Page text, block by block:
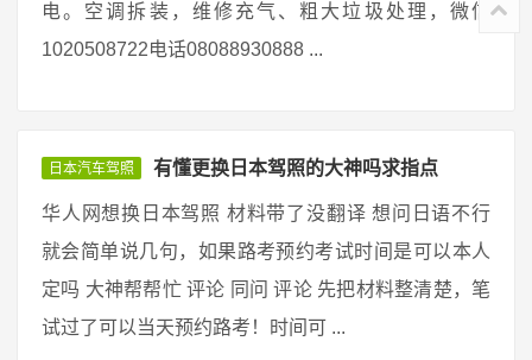
电。空调拆装，维修充气、粗大垃圾处理，微信
1020508722电话08088930888 ...
日本汽车驾照 有懂更换日本驾照的大神吗求指点
华人网想换日本驾照 材料带了没翻译 想问日语不行
就会简单说几句，如果路考预约考试时间是可以本人
定吗 大神帮帮忙 评论 同问 评论 先把材料整清楚，笔
试过了可以当天预约路考！时间可 ...